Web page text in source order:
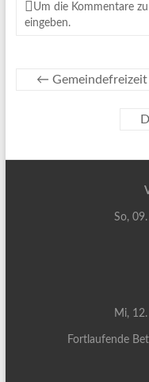
Um die Kommentare
eingeben.
← Gemeindefreizeit
So,
Mi,
Fortlaufende